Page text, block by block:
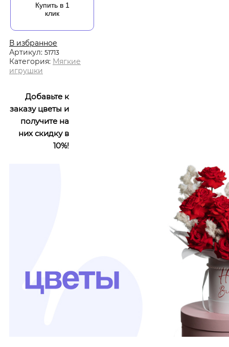
Купить в 1
клик
В избранное
Артикул: 51713
Категория: Мягкие
игрушки
Добавьте к
заказу цветы и
получите на
них скидку в
10%!